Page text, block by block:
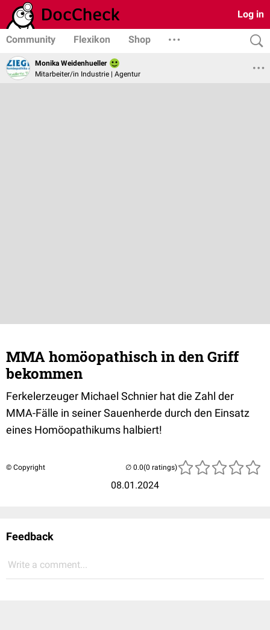
Log in
Community Flexikon Shop
Monika Weidenhueller
Mitarbeiter/in Industrie | Agentur
MMA homöopathisch in den Griff
bekommen
Ferkelerzeuger Michael Schnier hat die Zahl der
MMA-Fälle in seiner Sauenherde durch den Einsatz
eines Homöopathikums halbiert!
© Copyright
08.01.2024
(0 ratings)
Feedback
Write a comment...